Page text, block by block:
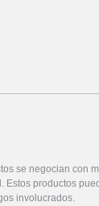
se negocian con
Estos productos
involucrados.